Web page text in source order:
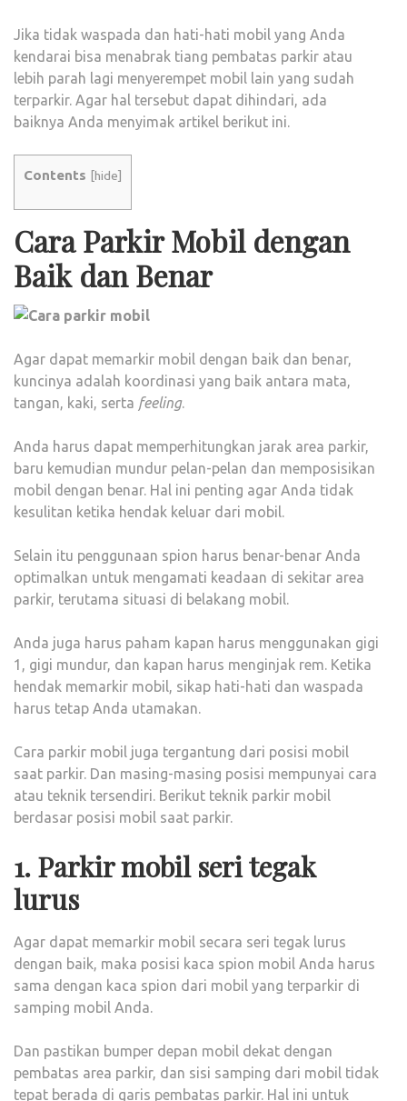
Jika tidak waspada dan hati-hati mobil yang Anda
kendarai bisa menabrak tiang pembatas parkir atau
lebih parah lagi menyerempet mobil lain yang sudah
terparkir. Agar hal tersebut dapat dihindari, ada
baiknya Anda menyimak artikel berikut ini.
Contents [hide]
Cara Parkir Mobil dengan
Baik dan Benar
Agar dapat memarkir mobil dengan baik dan benar,
kuncinya adalah koordinasi yang baik antara mata,
tangan, kaki, serta feeling.
Anda harus dapat memperhitungkan jarak area parkir,
baru kemudian mundur pelan-pelan dan memposisikan
mobil dengan benar. Hal ini penting agar Anda tidak
kesulitan ketika hendak keluar dari mobil.
Selain itu penggunaan spion harus benar-benar Anda
optimalkan untuk mengamati keadaan di sekitar area
parkir, terutama situasi di belakang mobil.
Anda juga harus paham kapan harus menggunakan gigi
1, gigi mundur, dan kapan harus menginjak rem. Ketika
hendak memarkir mobil, sikap hati-hati dan waspada
harus tetap Anda utamakan.
Cara parkir mobil juga tergantung dari posisi mobil
saat parkir. Dan masing-masing posisi mempunyai cara
atau teknik tersendiri. Berikut teknik parkir mobil
berdasar posisi mobil saat parkir.
1. Parkir mobil seri tegak
lurus
Agar dapat memarkir mobil secara seri tegak lurus
dengan baik, maka posisi kaca spion mobil Anda harus
sama dengan kaca spion dari mobil yang terparkir di
samping mobil Anda.
Dan pastikan bumper depan mobil dekat dengan
pembatas area parkir, dan sisi samping dari mobil tidak
tepat berada di garis pembatas parkir. Hal ini untuk